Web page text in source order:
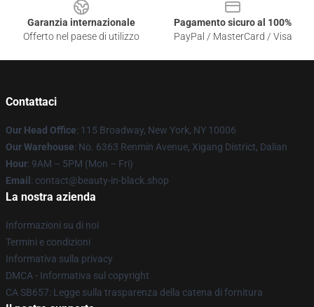
Garanzia internazionale
Offerto nel paese di utilizzo
Pagamento sicuro al 100%
PayPal / MasterCard / Visa
Contattaci
Our Head Office: 115 Broadway, New York, NY 10006
Our Warehouse: No. 6363 Renmin Avenue, Xigang District, Dalian
Hour: 9AM – 5PM (Mon – Fri)
Email : contact@beauty-in-black.shop
La nostra azienda
Informazioni su di noi
Termini e condizioni
Informativa sulla privacy
DMCA - Informativa sul copyright
CA SB657: Legge sulla trasparenza della catena di fornitura